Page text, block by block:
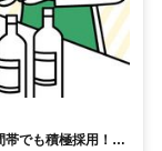
でも積極採用！髪